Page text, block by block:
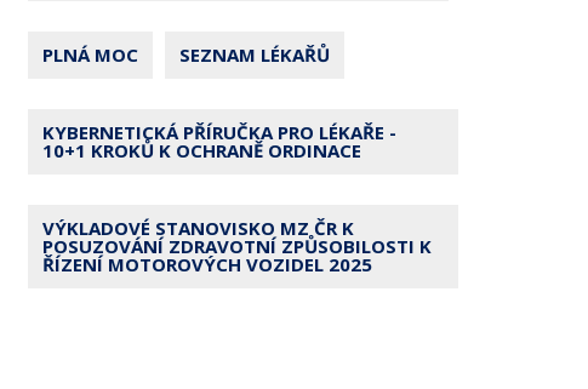
PLNÁ MOC SEZNAM LÉKAŘŮ
KYBERNETICKÁ PŘÍRUČKA PRO LÉKAŘE -
10+1 KROKŮ K OCHRANĚ ORDINACE
VÝKLADOVÉ STANOVISKO MZ ČR K
POSUZOVÁNÍ ZDRAVOTNÍ ZPŮSOBILOSTI K
ŘÍZENÍ MOTOROVÝCH VOZIDEL 2025